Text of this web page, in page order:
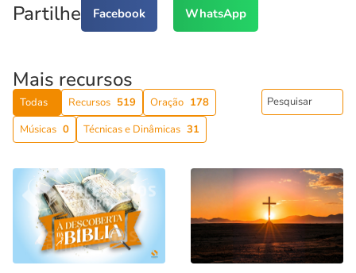
Partilhe Facebook WhatsApp
Mais recursos
Todas Recursos 519 Oração 178
Músicas 0 Técnicas e Dinâmicas 31